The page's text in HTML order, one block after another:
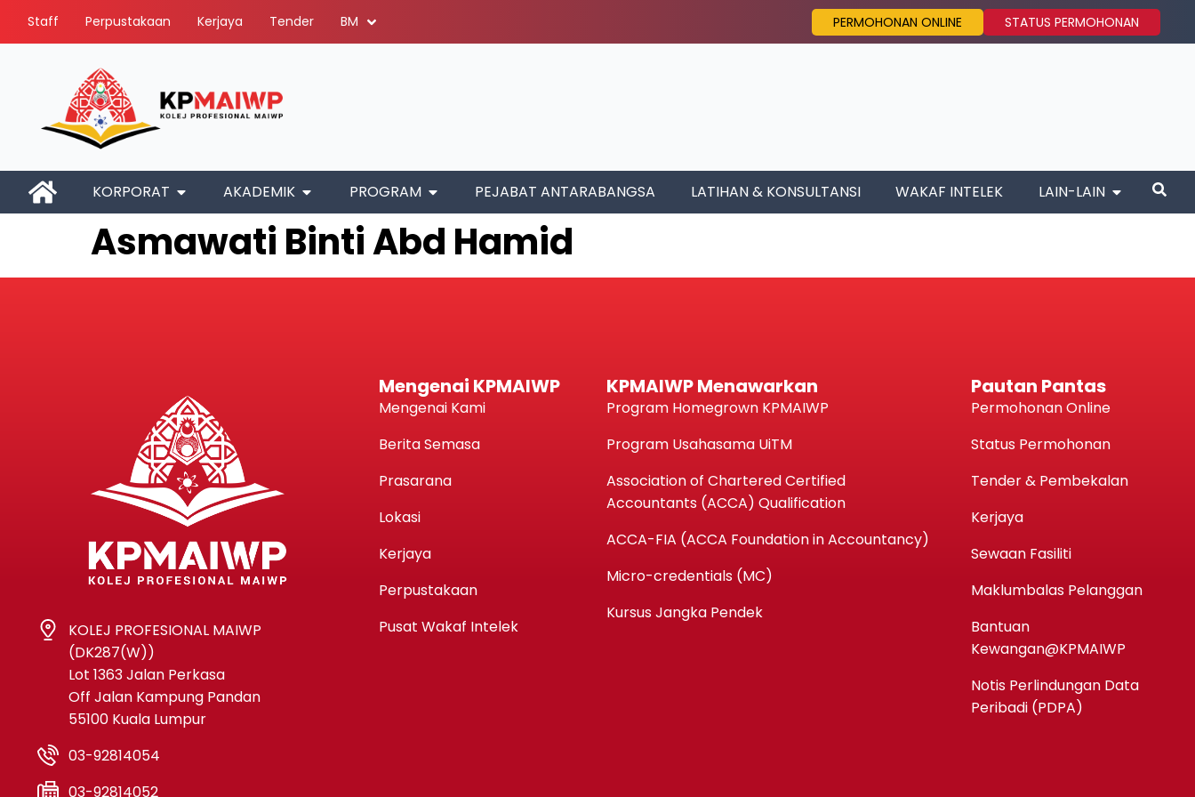
Staff Perpustakaan Kerjaya Tender BM PERMOHONAN ONLINE STATUS PERMOHONAN
KORPORAT AKADEMIK PROGRAM PEJABAT ANTARABANGSA LATIHAN & KONSULTANSI WAKAF INTELEK LAIN-LAIN
Asmawati Binti Abd Hamid
KOLEJ PROFESIONAL MAIWP
(DK287(W))
Lot 1363 Jalan Perkasa
Off Jalan Kampung Pandan
55100 Kuala Lumpur
03-92814054
03-92814052
Mengenai KPMAIWP
Mengenai Kami
Berita Semasa
Prasarana
Lokasi
Kerjaya
Perpustakaan
Pusat Wakaf Intelek
KPMAIWP Menawarkan
Program Homegrown KPMAIWP
Program Usahasama UiTM
Association of Chartered Certified
Accountants (ACCA) Qualification
ACCA-FIA (ACCA Foundation in Accountancy)
Micro-credentials (MC)
Kursus Jangka Pendek
Pautan Pantas
Permohonan Online
Status Permohonan
Tender & Pembekalan
Kerjaya
Sewaan Fasiliti
Maklumbalas Pelanggan
Bantuan
Kewangan@KPMAIWP
Notis Perlindungan Data
Peribadi (PDPA)